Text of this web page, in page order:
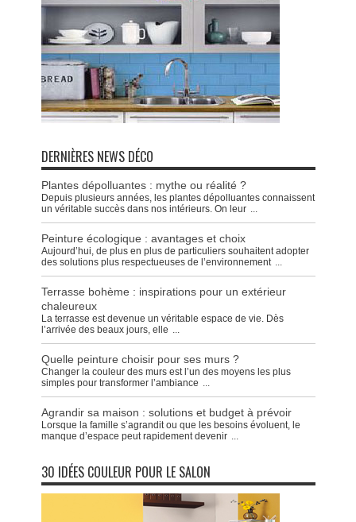
DERNIÈRES NEWS DÉCO
Plantes dépolluantes : mythe ou réalité ?
Depuis plusieurs années, les plantes dépolluantes connaissent
un véritable succès dans nos intérieurs. On leur ...
Peinture écologique : avantages et choix
Aujourd’hui, de plus en plus de particuliers souhaitent adopter
des solutions plus respectueuses de l’environnement ...
Terrasse bohème : inspirations pour un extérieur
chaleureux
La terrasse est devenue un véritable espace de vie. Dès
l’arrivée des beaux jours, elle ...
Quelle peinture choisir pour ses murs ?
Changer la couleur des murs est l’un des moyens les plus
simples pour transformer l’ambiance ...
Agrandir sa maison : solutions et budget à prévoir
Lorsque la famille s’agrandit ou que les besoins évoluent, le
manque d’espace peut rapidement devenir ...
30 IDÉES COULEUR POUR LE SALON